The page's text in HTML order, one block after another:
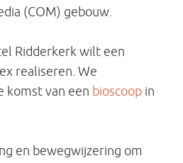
(COM) gebouw.
Ridderkerk wilt een
realiseren. We
komst van een bioscoop in
en bewegwijzering om